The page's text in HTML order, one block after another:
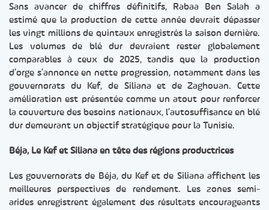
Sans avancer de chiffres définitifs, Rabaa Ben Salah a
estimé que la production de cette année devrait dépasser
les vingt millions de quintaux enregistrés la saison dernière.
Les volumes de blé dur devraient rester globalement
comparables à ceux de 2025, tandis que la production
d’orge s’annonce en nette progression, notamment dans les
gouvernorats du Kef, de Siliana et de Zaghouan. Cette
amélioration est présentée comme un atout pour renforcer
la couverture des besoins nationaux, l’autosuffisance en blé
dur demeurant un objectif stratégique pour la Tunisie.
Béja, Le Kef et Siliana en tête des régions productrices
Les gouvernorats de Béja, du Kef et de Siliana affichent les
meilleures perspectives de rendement. Les zones semi-
arides enregistrent également des résultats encourageants